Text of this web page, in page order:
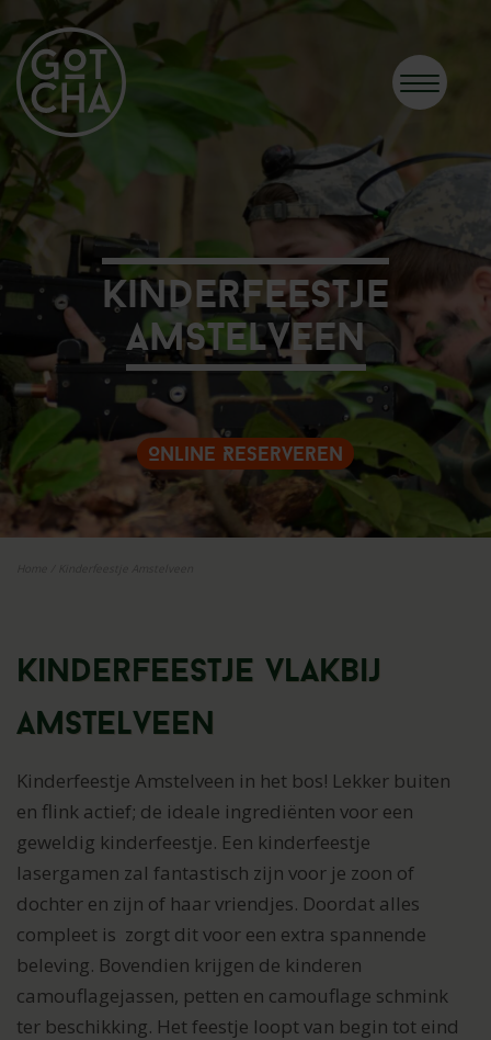
Kinderfeestje
Amstelveen
Online Reserveren
Kinderfeestje vlakbij
Amstelveen
Kinderfeestje Amstelveen in het bos! Lekker buiten
en flink actief; de ideale ingrediënten voor een
geweldig kinderfeestje. Een kinderfeestje
lasergamen zal fantastisch zijn voor je zoon of
dochter en zijn of haar vriendjes. Doordat alles
compleet is zorgt dit voor een extra spannende
beleving. Bovendien krijgen de kinderen
camouflagejassen, petten en camouflage schmink
ter beschikking. Het feestje loopt van begin tot eind